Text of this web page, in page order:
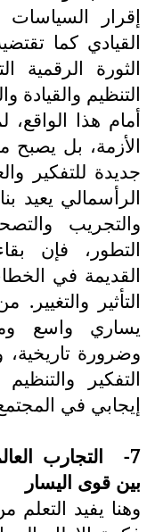
إقرار
القيادي كما
الثورة الرقمية
التنظيم والقيادة
أمام هذا
الأزمة، بل
جديدة للتفكير
الرأسمالي يعيد
والتجريب
التطور، فإن
القديمة في
التأثير
يساري واسع
وضرورة
التفكير
إيجابي في
7-
التجارب
بين قوى اليسار
وهنا يفيد